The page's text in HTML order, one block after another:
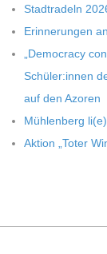
Stadt­ra­deln
Erin­ne­run­gen
„Demo­cracy
Schüler:innen
auf den Azoren
Müh­len­berg
Aktion „Toter